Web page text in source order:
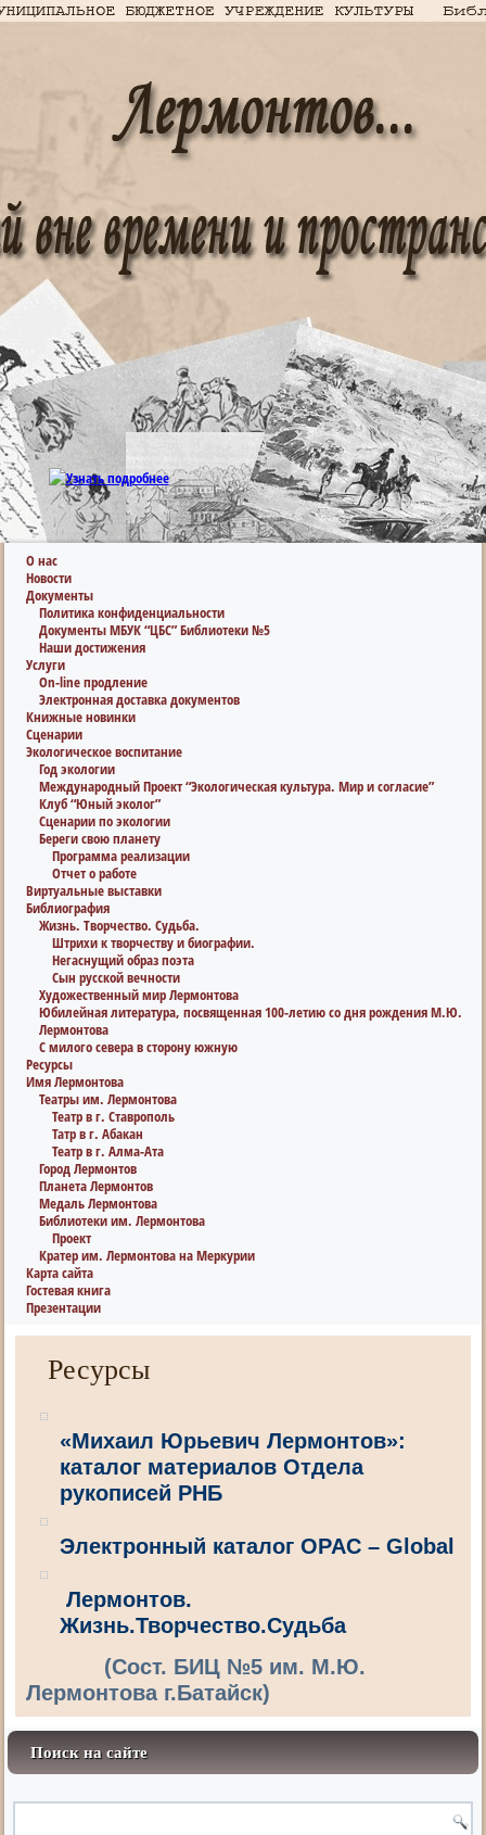
О нас
Новости
Документы
Политика конфиденциальности
Документы МБУК “ЦБС” Библиотеки №5
Наши достижения
Услуги
On-line продление
Электронная доставка документов
Книжные новинки
Сценарии
Экологическое воспитание
Год экологии
Международный Проект “Экологическая культура. Мир и согласие”
Клуб “Юный эколог”
Сценарии по экологии
Береги свою планету
Программа реализации
Отчет о работе
Виртуальные выставки
Библиография
Жизнь. Творчество. Судьба.
Штрихи к творчеству и биографии.
Негаснущий образ поэта
Сын русской вечности
Художественный мир Лермонтова
Юбилейная литература, посвященная 100-летию со дня рождения М.Ю.
Лермонтова
С милого севера в сторону южную
Ресурсы
Имя Лермонтова
Театры им. Лермонтова
Театр в г. Ставрополь
Татр в г. Абакан
Театр в г. Алма-Ата
Город Лермонтов
Планета Лермонтов
Медаль Лермонтова
Библиотеки им. Лермонтова
Проект
Кратер им. Лермонтова на Меркурии
Карта сайта
Гостевая книга
Презентации
Ресурсы
«Михаил Юрьевич Лермонтов»:
каталог материалов Отдела
рукописей РНБ
Электронный каталог OPAC – Global
Лермонтов.
Жизнь.Творчество.Судьба
(Сост. БИЦ №5 им. М.Ю.
Лермонтова г.Батайск)
Поиск на сайте